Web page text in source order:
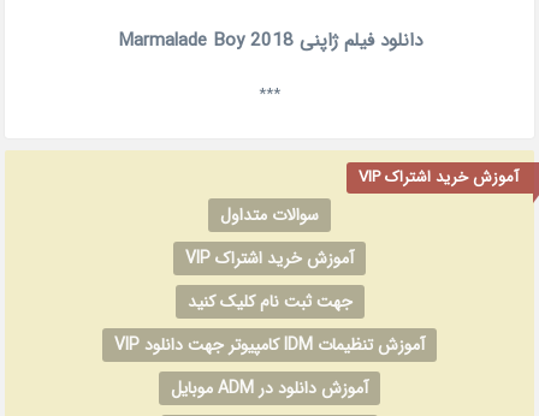
دانلود فیلم ژاپنی Marmalade Boy 2018
***
آموزش خرید اشتراک VIP
سوالات متداول
آموزش خرید اشتراک VIP
جهت ثبت نام کلیک کنید
آموزش تنظیمات IDM کامپیوتر جهت دانلود VIP
آموزش دانلود در ADM موبایل